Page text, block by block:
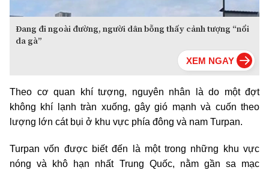
Đang đi ngoài đường, người dân bỗng thấy cảnh tượng “nổi
da gà”
Theo cơ quan khí tượng, nguyên nhân là do một đợt
không khí lạnh tràn xuống, gây gió mạnh và cuốn theo
lượng lớn cát bụi ở khu vực phía đông và nam Turpan.
Turpan vốn được biết đến là một trong những khu vực
nóng và khô hạn nhất Trung Quốc, nằm gần sa mạc